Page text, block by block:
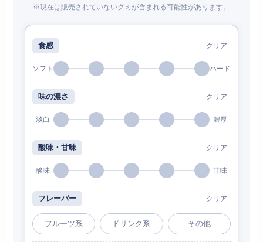
※現在は販売されていないグミが含まれる可能性があります。
食感 クリア
ソフト ハード
味の濃さ クリア
淡白 濃厚
酸味・甘味 クリア
酸味 甘味
フレーバー クリア
フルーツ系 ドリンク系 その他